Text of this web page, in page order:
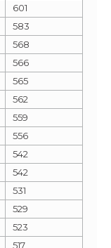
601
583
568
566
565
562
559
556
542
542
531
529
523
517